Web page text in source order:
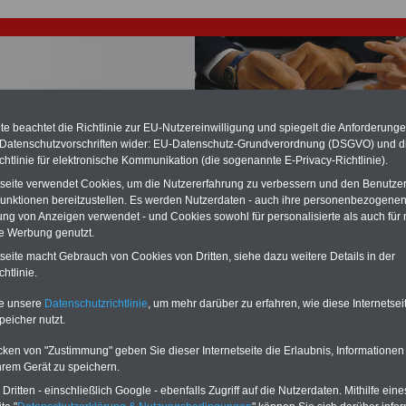
für Beamte auch im Ruhestand (zu geringe Alimentation)
hat die Berliner Landesbesoldung für verfassungs-
(Berlin muss bis
März 2027 eine Neuregelung der Besoldung
Auch beim Bund (Beamte & Ruhestandsbeamte) gibt es teilweise
(Medienberichten zufolge liegt diese füralle (!) Beamte
mind. 3.000 und 13.000 Euro, Der INFO-SERVICE gibt hierzu eine
heraus, die unmittelbar nach dem Beschluss des Gesetzentwurfs der
vorgelegt wird (im II. Quartal.2026 >>>
.
für Tarifbeschäftigte im öffentlichen Dienst: Kliniken
Redaktion begonnen: Noch einige offene Punkte;
beachtet die Richtlinie zur EU-Nutzereinwilligung und spiegelt die
wider: EU-Datenschutz-Grundverordnung (DSGVO) und
für elektronische Kommunikation (die sogenannte E-Privacy-Richtlinie).
verwendet Cookies, um die Nutzererfahrung zu verbessern und den
bereitzustellen. Es werden Nutzerdaten - auch ihre
von Anzeigen verwendet - und Cookies sowohl für personalisierte als auch für
Werbung genutzt.
macht Gebrauch von Cookies von Dritten, siehe dazu weitere Details in der
unsere Datenschutzrichtlinie , um mehr darüber zu erfahren, wie diese
nutzt.
von "Zustimmung" geben Sie dieser Internetseite die Erlaubnis,
Gerät zu speichern.
- einschließlich Google - ebenfalls Zugriff auf die Nutzerdaten. Mithilfe